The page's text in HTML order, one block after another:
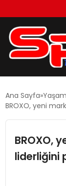
EKONOMI
Ana Sayfa Yaşam
BROXO, yeni
BROXO,
liderliğini